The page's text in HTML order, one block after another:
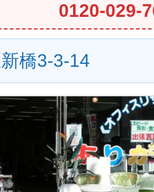
0120-029-
橋3-3-14